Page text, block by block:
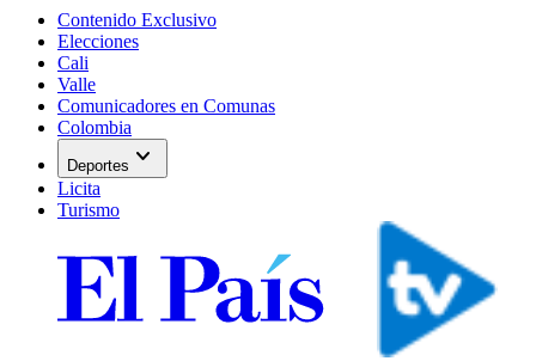
Contenido Exclusivo
Elecciones
Cali
Valle
Comunicadores en Comunas
Colombia
Deportes expand_more
Licita
Turismo